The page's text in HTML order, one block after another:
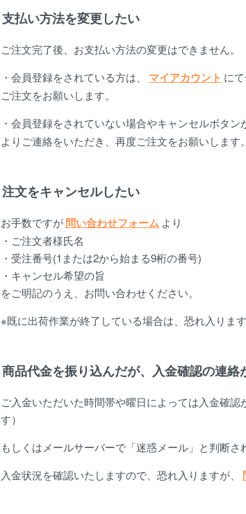
支払い方法を変更したい
ご注文完了後、お支払い方法の変更はできません。
・会員登録をされている方は、
マイアカウント に
ご注文をお願いします。
・会員登録をされていない場合やキャンセルボタ
よりご連絡をいただき、再度ご注文をお願いします。
注文をキャンセルしたい
お手数ですが問い合わせフォーム より
・ご注文者様氏名
・受注番号(1または2から始まる9桁の番号)
・キャンセル希望の旨
をご明記のうえ、お問い合わせください。
※既に出荷作業が終了している場合は、恐れ入りま
商品代金を振り込んだが、入金確認の連絡
ご入金いただいた時間帯や曜日によっては入金確
す）
もしくはメールサーバーで「迷惑メール」と判断さ
入金状況を確認いたしますので、恐れ入りますが、